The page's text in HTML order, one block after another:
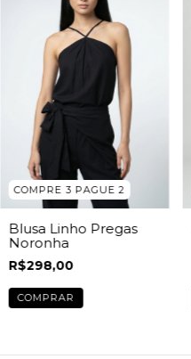
COMPRE 3 PAGUE 2
Blusa Linho Pregas
Noronha
R$298,00
COMPRAR